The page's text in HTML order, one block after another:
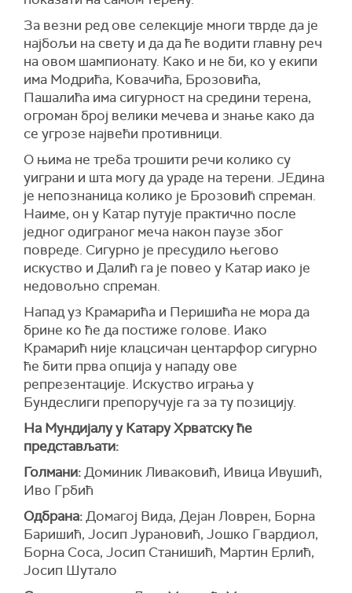
За везни ред ове селекције многи тврде да је
најбољи на свету и да да ће водити главну реч
на овом шампионату. Како и не би, ко у екипи
има Модрића, Ковачића, Брозовића,
Пашалића има сигурност на средини терена,
огроман број велики мечева и знање како да
се угрозе највећи противници.
О њима не треба трошити речи колико су
уиграни и шта могу да ураде на терени. ЈЕдина
је непознаница колико је Брозовић спреман.
Наиме, он у Катар путује практично после
једног одиграног меча након паузе због
повреде. Сигурно је пресудило његово
искуство и Далић га је повео у Катар иако је
недовољно спреман.
Напад уз Крамарића и Перишића не мора да
брине ко ће да постиже голове. Иако
Крамарић није клацсичан центарфор сигурно
ће бити прва опција у нападу ове
репрезентације. Искуство играња у
Бундеслиги препоручује га за ту позицију.
На Мундијалу у Катару Хрватску ће
представљати:
Голмани:Доминик Ливаковић, Ивица Ивушић,
Иво Грбић
Одбрана:Домагој Вида, Дејан Ловрен, Борна
Баришић, Јосип Јурановић, Јошко Гвардиол,
Борна Соса, Јосип Станишић, Мартин Ерлић,
Јосип Шутало